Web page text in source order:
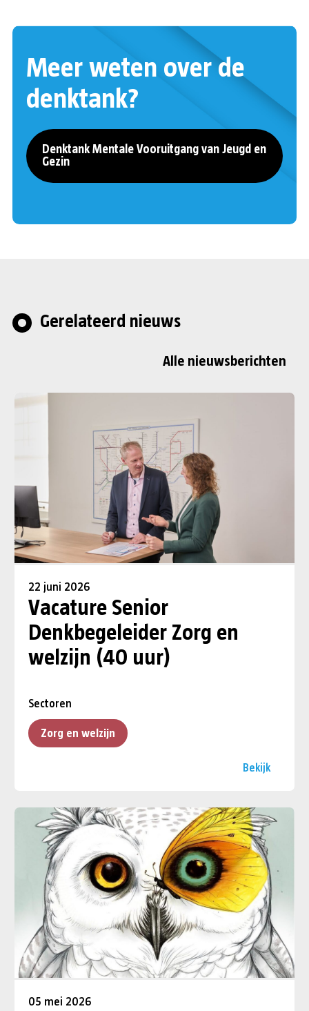
Meer weten over de
denktank?
Denktank Mentale Vooruitgang van Jeugd en
Gezin
Gerelateerd nieuws
Alle nieuwsberichten
22 juni 2026
Vacature Senior
Denkbegeleider Zorg en
welzijn (40 uur)
Sectoren
Zorg en welzijn
Bekijk
05 mei 2026